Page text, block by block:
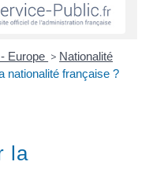
Europe > Nationalité
nationalité française ?
la